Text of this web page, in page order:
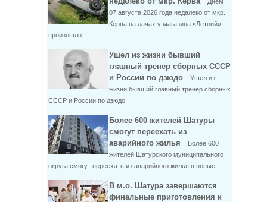
07 августа 2026 года недалеко от мкр.
Керва на дачах у магазина «Летний»
произошло...
Ушел из жизни бывший
главный тренер сборных СССР
и России по дзюдо
Ушел из
жизни бывший главный тренер сборных
СССР и России по дзюдо
Более 600 жителей Шатуры
смогут переехать из
аварийного жилья
Более 600
жителей Шатурского муниципального
округа смогут переехать из аварийного жилья в новые...
В м.о. Шатура завершаются
финальные приготовления к